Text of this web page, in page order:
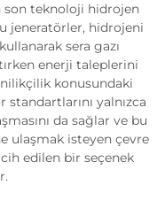
teknoloji hidrojen
jeneratörler, hidrojeni
sera gazı
enerji taleplerini
konusundaki
yalnızca
da sağlar ve bu
ulaşmak isteyen çevre
edilen bir seçenek